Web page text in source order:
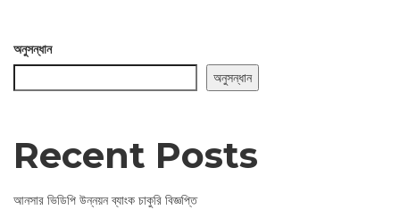
অনুসন্ধান
অনুসন্ধান
Recent Posts
আনসার ভিডিপি উন্নয়ন ব্যাংক চাকুরি বিজ্ঞপ্তি